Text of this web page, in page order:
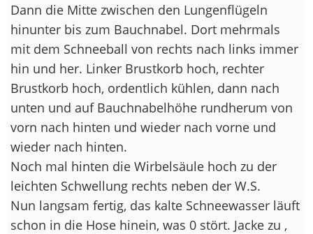
Dann die Mitte zwischen den Lungenflügeln
hinunter bis zum Bauchnabel. Dort mehrmals
mit dem Schneeball von rechts nach links immer
hin und her. Linker Brustkorb hoch, rechter
Brustkorb hoch, ordentlich kühlen, dann nach
unten und auf Bauchnabelhöhe rundherum von
vorn nach hinten und wieder nach vorne und
wieder nach hinten.
Noch mal hinten die Wirbelsäule hoch zu der
leichten Schwellung rechts neben der W.S.
Nun langsam fertig, das kalte Schneewasser läuft
schon in die Hose hinein, was 0 stört. Jacke zu ,